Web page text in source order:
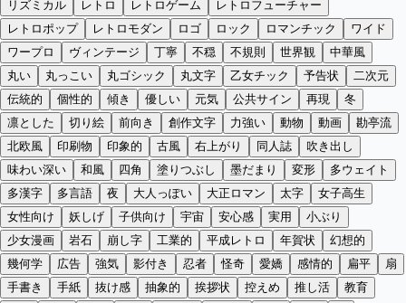
リズミカル レトロ レトロゲーム
レトロフューチャー
レトロポップ
レトロモダン ロゴ ロック ロマンチック
ワイド
ワープロ
ヴィンテージ 丁寧 不穏 不規則 世界観
中華風
丸い
丸っこい 丸ゴシック 丸文字 乙女チック 予告状
二次元
伝統的
個性的 傾き 優しい 元気 公共サイン 再現
冬
凛とした
切り絵 前向き 創作文字 力強い 動物 動画
勘亭流
北欧風
印刷物 印象的 古風 右上がり 同人誌
吹き出し
味わい深い
和風 四角 塗りつぶし 墨だまり 変形
多ウェイト
多漢字
多言語 夜 大人っぽい 大正ロマン 太字
女子高生
女性向け
妖しげ 子供向け 宇宙 安心感 実用
小ぶり
少女漫画
岩石 崩し字 工業的 平成レトロ 年賀状
幻想的
幾何学
広告 強気 影付き 忍者 怪奇 愛嬌 感情的 扁平
扇
手書き
手紙 抜け感 抽象的 挨拶状 控えめ 推し活
教育